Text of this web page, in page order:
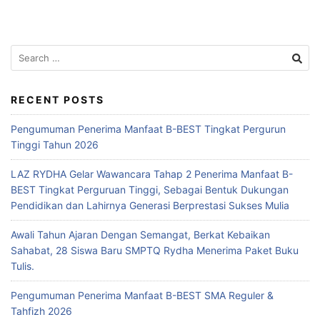
RECENT POSTS
Pengumuman Penerima Manfaat B-BEST Tingkat Pergurun
Tinggi Tahun 2026
LAZ RYDHA Gelar Wawancara Tahap 2 Penerima Manfaat B-
BEST Tingkat Perguruan Tinggi, Sebagai Bentuk Dukungan
Pendidikan dan Lahirnya Generasi Berprestasi Sukses Mulia
Awali Tahun Ajaran Dengan Semangat, Berkat Kebaikan
Sahabat, 28 Siswa Baru SMPTQ Rydha Menerima Paket Buku
Tulis.
Pengumuman Penerima Manfaat B-BEST SMA Reguler &
Tahfizh 2026